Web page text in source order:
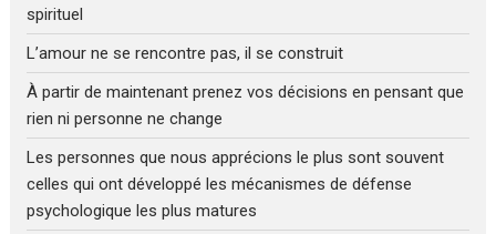
spirituel
L’amour ne se rencontre pas, il se construit
À partir de maintenant prenez vos décisions en pensant que
rien ni personne ne change
Les personnes que nous apprécions le plus sont souvent
celles qui ont développé les mécanismes de défense
psychologique les plus matures